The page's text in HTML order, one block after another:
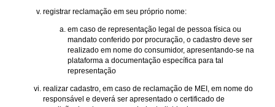
registrar reclamação em seu próprio nome:
em caso de representação legal de pessoa física ou
mandato conferido por procuração, o cadastro deve ser
realizado em nome do consumidor, apresentando-se na
plataforma a documentação específica para tal
representação
realizar cadastro, em caso de reclamação de MEI, em nome do
responsável e deverá ser apresentado o certificado de